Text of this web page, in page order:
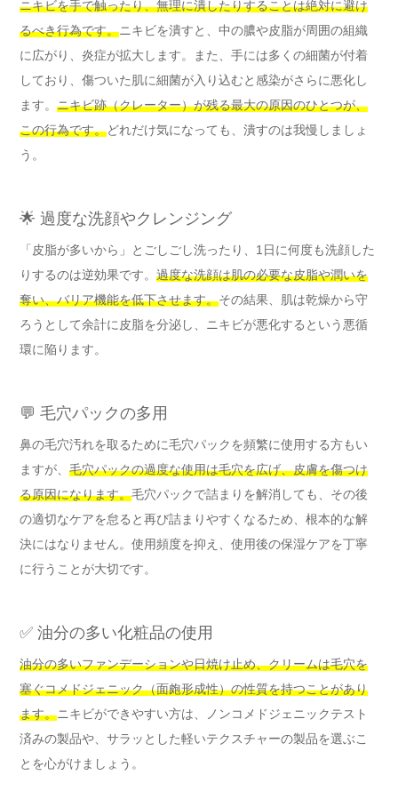
ニキビを手で触ったり、無理に潰したりすることは絶対に避け
るべき行為です。ニキビを潰すと、中の膿や皮脂が周囲の組織
に広がり、炎症が拡大します。また、手には多くの細菌が付着
しており、傷ついた肌に細菌が入り込むと感染がさらに悪化し
ます。 ニキビ跡（クレーター）が残る最大の原因のひとつが、
この行為です。どれだけ気になっても、潰すのは我慢しましょ
う。
🌟 過度な洗顔やクレンジング
「皮脂が多いから」とごしごし洗ったり、1日に何度も洗顔した
りするのは逆効果です。 過度な洗顔は肌の必要な皮脂や潤いを
奪い、バリア機能を低下させます。その結果、肌は乾燥から守
ろうとして余計に皮脂を分泌し、ニキビが悪化するという悪循
環に陥ります。
💬 毛穴パックの多用
鼻の毛穴汚れを取るために毛穴パックを頻繁に使用する方もい
ますが、 毛穴パックの過度な使用は毛穴を広げ、皮膚を傷つけ
る原因になります。毛穴パックで詰まりを解消しても、その後
の適切なケアを怠ると再び詰まりやすくなるため、根本的な解
決にはなりません。使用頻度を抑え、使用後の保湿ケアを丁寧
に行うことが大切です。
✅ 油分の多い化粧品の使用
油分の多いファンデーションや日焼け止め、クリームは毛穴を
塞ぐコメドジェニック（面皰形成性）の性質を持つことがあり
ます。ニキビができやすい方は、ノンコメドジェニックテスト
済みの製品や、サラッとした軽いテクスチャーの製品を選ぶこ
とを心がけましょう。